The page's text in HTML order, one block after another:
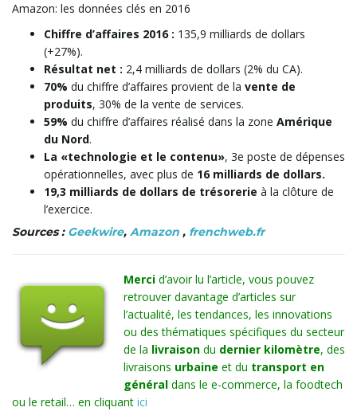
Amazon: les données clés en 2016
Chiffre d’affaires 2016 : 135,9 milliards de dollars
(+27%).
Résultat net : 2,4 milliards de dollars (2% du CA).
70% du chiffre d’affaires provient de la vente de
produits, 30% de la vente de services.
59% du chiffre d’affaires réalisé dans la zone Amérique
du Nord.
La «technologie et le contenu», 3e poste de dépenses
opérationnelles, avec plus de 16 milliards de dollars.
19,3 milliards de dollars de trésorerie à la clôture de
l’exercice.
Sources : Geekwire, Amazon , frenchweb.fr
Merci d’avoir lu l’article, vous pouvez
retrouver davantage d’articles sur
l’actualité, les tendances, les innovations
ou des thématiques spécifiques du secteur
de la livraison du dernier kilomètre, des
livraisons urbaine et du transport en
général dans le e-commerce, la foodtech
ou le retail… en cliquant ici